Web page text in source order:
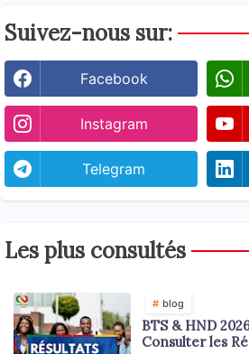
Suivez-nous sur:
Facebook
Instagram
Telegram
Les plus consultés
blog
BTS & HND
Consulter les